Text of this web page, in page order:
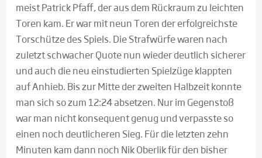
meist Patrick Pfaff, der aus dem Rückraum zu leichten
Toren kam. Er war mit neun Toren der erfolgreichste
Torschütze des Spiels. Die Strafwürfe waren nach
zuletzt schwacher Quote nun wieder deutlich sicherer
und auch die neu einstudierten Spielzüge klappten
auf Anhieb. Bis zur Mitte der zweiten Halbzeit konnte
man sich so zum 12:24 absetzen. Nur im Gegenstoß
war man nicht konsequent genug und verpasste so
einen noch deutlicheren Sieg. Für die letzten zehn
Minuten kam dann noch Nik Oberlik für den bisher